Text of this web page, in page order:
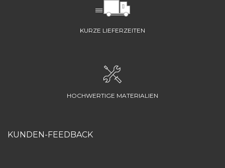
KURZE LIEFERZEITEN
HOCHWERTIGE MATERIALIEN
KUNDEN-FEEDBACK